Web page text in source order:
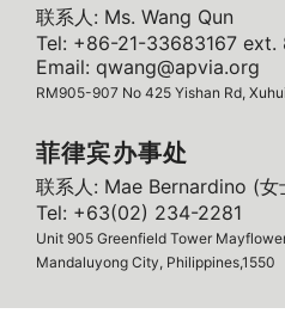
联系人: Ms. Wang Qun
Tel: +86-21-33683167 ext.
Email: qwang@apvia.org
RM905-907 No 425 Yishan Rd,
菲律宾办事处
联系人: Mae Bernardino (女
Tel: +63(02) 234-2281
Unit 905 Greenfield Tower
Mandaluyong City, Philippines,1550